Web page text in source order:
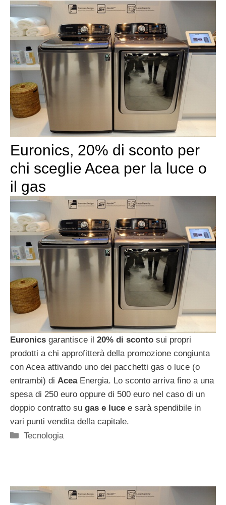
Euronics, 20% di sconto per
chi sceglie Acea per la luce o
il gas
Euronics garantisce il 20% di sconto sui propri
prodotti a chi approfitterà della promozione congiunta
con Acea attivando uno dei pacchetti gas o luce (o
entrambi) di AceaEnergia. Lo sconto arriva fino a una
spesa di 250 euro oppure di 500 euro nel caso di un
doppio contratto su gas e luce e sarà spendibile in
vari punti vendita della capitale.
Categorie
Tecnologia